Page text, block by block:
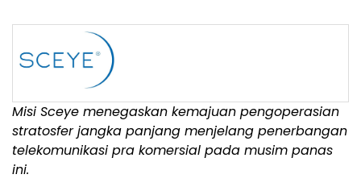
Misi Sceye menegaskan kemajuan pengoperasian
stratosfer jangka panjang menjelang penerbangan
telekomunikasi pra komersial pada musim panas
ini.